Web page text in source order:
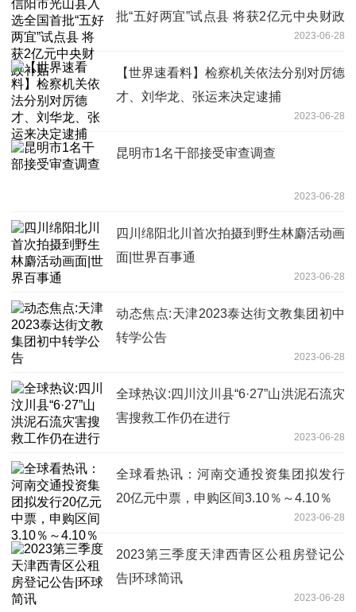
批“五好两宜”试点县 将获2亿元中央财政
2023-06-28
【世界速看料】检察机关依法分别对厉德
才、刘华龙、张运来决定逮捕
2023-06-28
昆明市1名干部接受审查调查
2023-06-28
四川绵阳北川首次拍摄到野生林麝活动画
面|世界百事通
2023-06-28
动态焦点:天津2023泰达街文教集团初中
转学公告
2023-06-28
全球热议:四川汶川县“6·27”山洪泥石流灾
害搜救工作仍在进行
2023-06-28
全球看热讯：河南交通投资集团拟发行
20亿元中票，申购区间3.10％～4.10％
2023-06-28
2023第三季度天津西青区公租房登记公
告|环球简讯
2023-06-28